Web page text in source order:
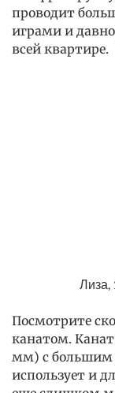
проводит
играми и
всей квартире.
Лиза,
Посмотрите
канатом.
мм) с большим
использует и